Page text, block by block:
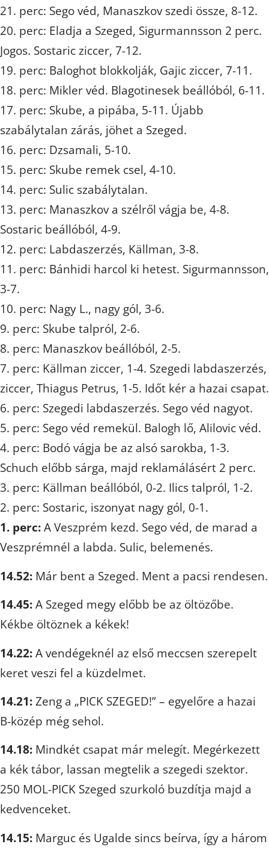
21. perc: Sego véd, Manaszkov szedi össze, 8-12.
20. perc: Eladja a Szeged, Sigurmannsson 2 perc.
Jogos. Sostaric ziccer, 7-12.
19. perc: Baloghot blokkolják, Gajic ziccer, 7-11.
18. perc: Mikler véd. Blagotinesek beállóból, 6-11.
17. perc: Skube, a pipába, 5-11. Újabb
szabálytalan zárás, jöhet a Szeged.
16. perc: Dzsamali, 5-10.
15. perc: Skube remek csel, 4-10.
14. perc: Sulic szabálytalan.
13. perc: Manaszkov a szélről vágja be, 4-8.
Sostaric beállóból, 4-9.
12. perc: Labdaszerzés, Källman, 3-8.
11. perc: Bánhidi harcol ki hetest. Sigurmannsson,
3-7.
10. perc: Nagy L., nagy gól, 3-6.
9. perc: Skube talpról, 2-6.
8. perc: Manaszkov beállóból, 2-5.
7. perc: Källman ziccer, 1-4. Szegedi labdaszerzés,
ziccer, Thiagus Petrus, 1-5. Időt kér a hazai csapat.
6. perc: Szegedi labdaszerzés. Sego véd nagyot.
5. perc: Sego véd remekül. Balogh lő, Alilovic véd.
4. perc: Bodó vágja be az alsó sarokba, 1-3.
Schuch előbb sárga, majd reklamálásért 2 perc.
3. perc: Källman beállóból, 0-2. Ilics talpról, 1-2.
2. perc: Sostaric, iszonyat nagy gól, 0-1.
1. perc:A Veszprém kezd. Sego véd, de marad a
Veszprémnél a labda. Sulic, belemenés.
14.52: Már bent a Szeged. Ment a pacsi rendesen.
14.45:A Szeged megy előbb be az öltözőbe.
Kékbe öltöznek a kékek!
14.22:A vendégeknél az első meccsen szerepelt
keret veszi fel a küzdelmet.
14.21:Zeng a „PICK SZEGED!” – egyelőre a hazai
B-közép még sehol.
14.18: Mindkét csapat már melegít. Megérkezett
a kék tábor, lassan megtelik a szegedi szektor.
250 MOL-PICK Szeged szurkoló buzdítja majd a
kedvenceket.
14.15: Marguc és Ugalde sincs beírva, így a három